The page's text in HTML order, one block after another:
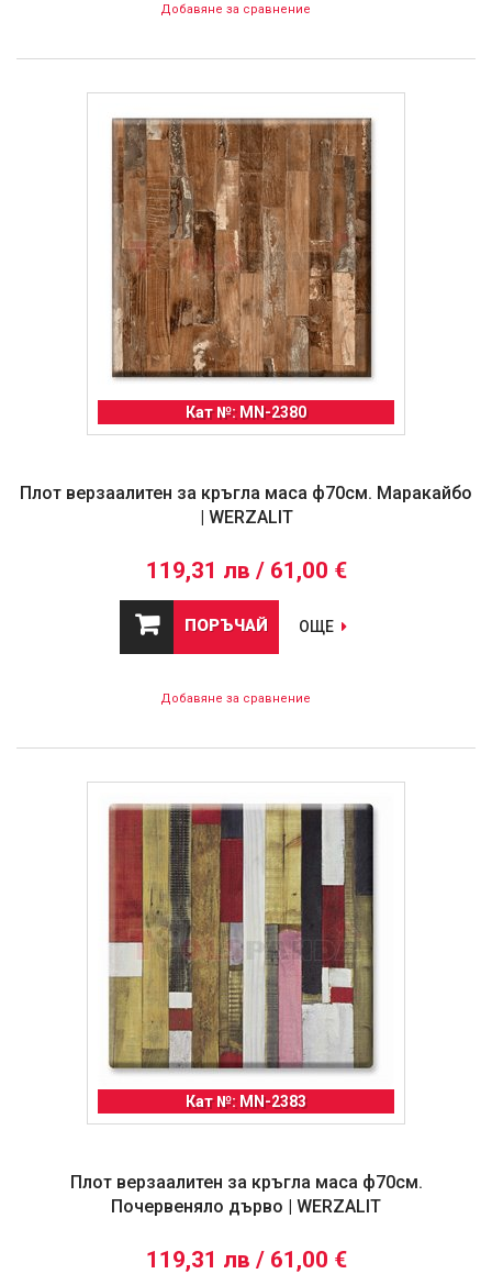
Добавяне за сравнение
Кат №: MN-2380
Плот верзаалитен за кръгла маса ф70см. Маракайбо
| WERZALIT
119,31 лв / 61,00 €
ПОРЪЧАЙ ОЩЕ
Добавяне за сравнение
Кат №: MN-2383
Плот верзаалитен за кръгла маса ф70см.
Почервеняло дърво | WERZALIT
119,31 лв / 61,00 €